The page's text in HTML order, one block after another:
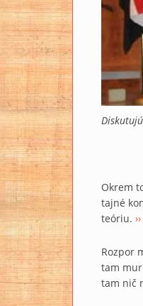
Okrem
tajné
teóriu.
Rozpor
tam
tam nič